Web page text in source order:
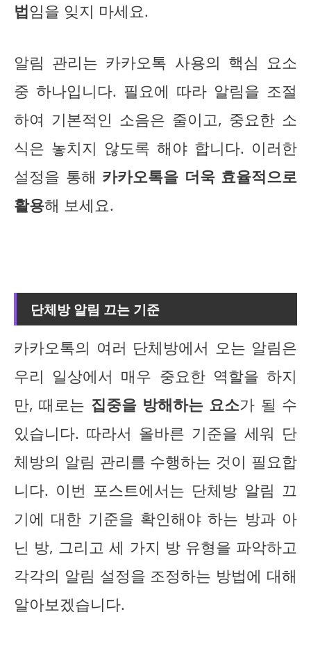
법임을 잊지 마세요.
알림 관리는 카카오톡 사용의 핵심 요소
중 하나입니다. 필요에 따라 알림을 조절
하여 기본적인 소음은 줄이고, 중요한 소
식은 놓치지 않도록 해야 합니다. 이러한
설정을 통해 카카오톡을 더욱 효율적으로
활용해 보세요.
단체방 알림 끄는 기준
카카오톡의 여러 단체방에서 오는 알림은
우리 일상에서 매우 중요한 역할을 하지
만, 때로는 집중을 방해하는 요소가 될 수
있습니다. 따라서 올바른 기준을 세워 단
체방의 알림 관리를 수행하는 것이 필요합
니다. 이번 포스트에서는 단체방 알림 끄
기에 대한 기준을 확인해야 하는 방과 아
닌 방, 그리고 세 가지 방 유형을 파악하고
각각의 알림 설정을 조정하는 방법에 대해
알아보겠습니다.